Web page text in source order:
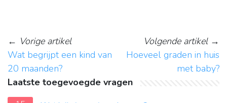
← Vorige artikel
Wat begrijpt een kind van
20 maanden?
Volgende artikel→
Hoeveel graden in huis
met baby?
Laatste toegevoegde vragen